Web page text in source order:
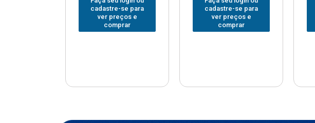
cadastre-se para
ver preços e
comprar
Faça seu login ou
cadastre-se para
ver preços e
comprar